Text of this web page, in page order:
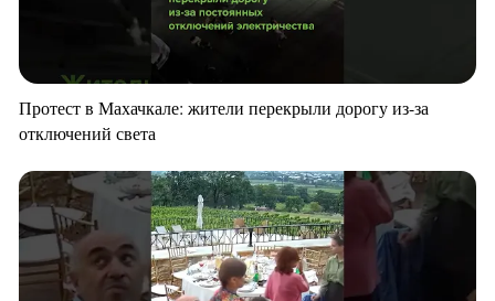
Протест в Махачкале: жители перекрыли дорогу из-за
отключений света